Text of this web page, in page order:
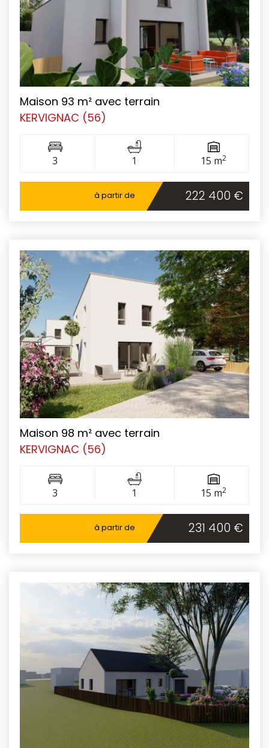
Maison 93 m² avec terrain
KERVIGNAC (56)
3 1 15 m2
à partir de 222 400 €
Maison 98 m² avec terrain
KERVIGNAC (56)
3 1 15 m2
à partir de 231 400 €